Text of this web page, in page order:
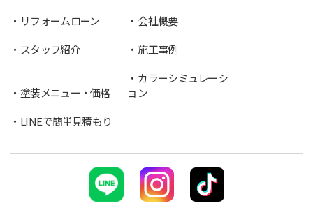
リフォームローン
会社概要
スタッフ紹介
施工事例
塗装メニュー・価格
カラーシミュレーシ
ョン
LINEで簡単見積もり